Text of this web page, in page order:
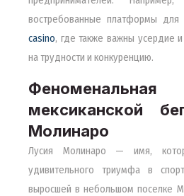
востребованные платформы для
casino, где также важны усердие
на трудности и конкуренцию.
мексиканской
Молинаро
Лусия Молинаро — имя,
удивительного триумфа в
выросшей в небольшом поселке